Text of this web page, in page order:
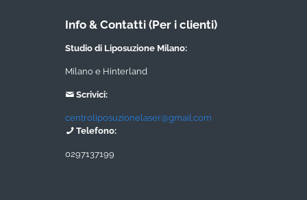
Info & Contatti (Per i clienti)
Studio di Liposuzione Milano:
Milano e Hinterland
Scrivici:
centroliposuzionelaser@gmail.com
Telefono:
0297137199